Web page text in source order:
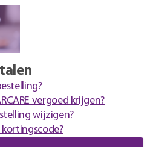
vergoed krijgen?
wijzigen?
kortingscode?